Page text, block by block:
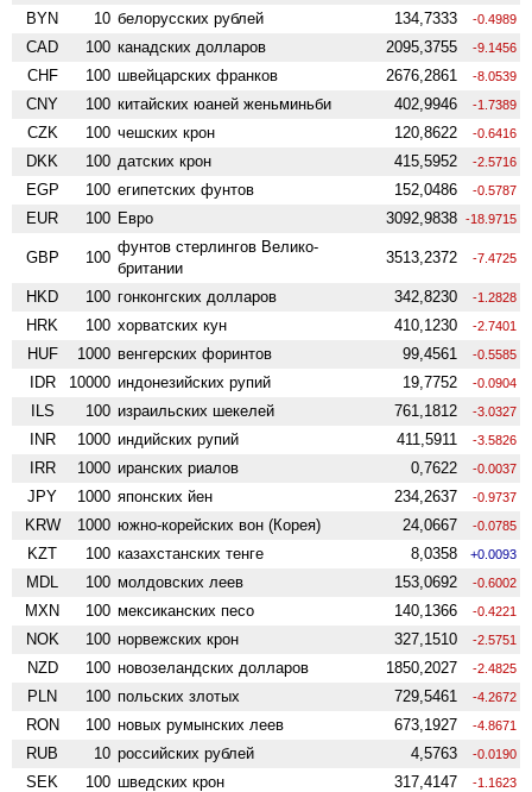
BYN 10 белорусских рублей 134,7333 -0.4989
CAD 100 канадских долларов 2095,3755 -9.1456
CHF 100 швейцарских франков 2676,2861 -8.0539
CNY 100 китайских юаней женьминьби 402,9946 -1.7389
CZK 100 чешских крон 120,8622 -0.6416
DKK 100 датских крон 415,5952 -2.5716
EGP 100 египетских фунтов 152,0486 -0.5787
EUR 100 Евро 3092,9838 -18.9715
GBP 100
фунтов стерлингов Велико­
британии
3513,2372 -7.4725
HKD 100 гонконгских долларов 342,8230 -1.2828
HRK 100 хорватских кун 410,1230 -2.7401
HUF 1000 венгерских форинтов 99,4561 -0.5585
IDR 10000 индонезийских рупий 19,7752 -0.0904
ILS 100 израильских шекелей 761,1812 -3.0327
INR 1000 индийских рупий 411,5911 -3.5826
IRR 1000 иранских риалов 0,7622 -0.0037
JPY 1000 японских йен 234,2637 -0.9737
KRW 1000 южно-корейских вон (Корея) 24,0667 -0.0785
KZT 100 казахстанских тенге 8,0358 +0.0093
MDL 100 молдовских леев 153,0692 -0.6002
MXN 100 мексиканских песо 140,1366 -0.4221
NOK 100 норвежских крон 327,1510 -2.5751
NZD 100 ново­зеландских долларов 1850,2027 -2.4825
PLN 100 польских злотых 729,5461 -4.2672
RON 100 новых румынских леев 673,1927 -4.8671
RUB 10 российских рублей 4,5763 -0.0190
SEK 100 шведских крон 317,4147 -1.1623